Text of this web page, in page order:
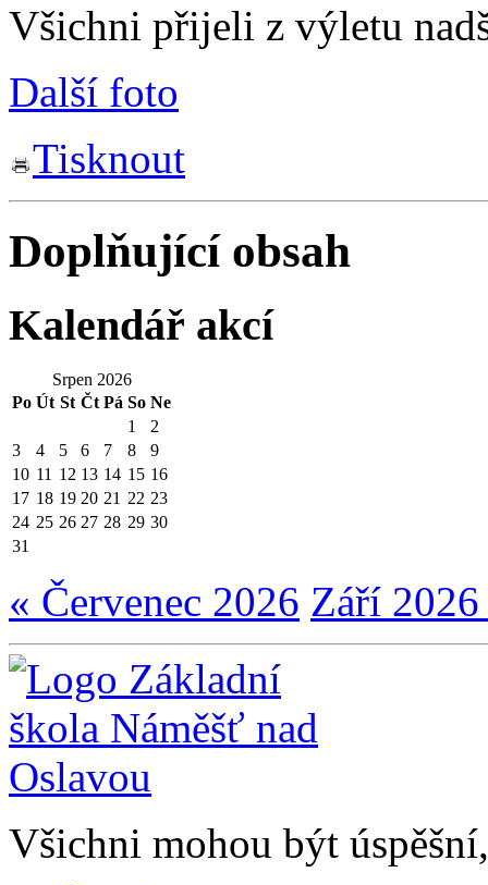
Všichni přijeli z výletu
Další foto
Tisknout
Doplňující obsah
Kalendář akcí
Srpen 2026
Po Út St Čt Pá So Ne
1
2
3
4 5 6 7 8
9
10 11 12 13 14 15 16
17 18 19 20 21 22 23
24 25 26 27 28 29 30
31
« Červenec 2026 Září
Všichni mohou být